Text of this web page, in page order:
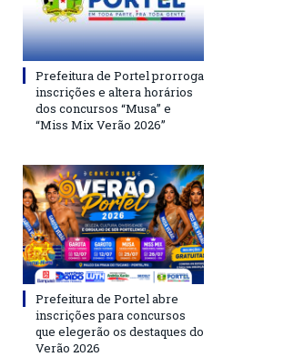
Prefeitura de Portel prorroga
inscrições e altera horários
dos concursos “Musa” e
“Miss Mix Verão 2026”
Prefeitura de Portel abre
inscrições para concursos
que elegerão os destaques do
Verão 2026